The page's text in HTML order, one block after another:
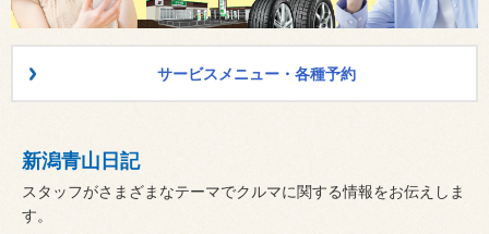
サービスメニュー・各種予約
新潟青山日記
スタッフがさまざまなテーマでクルマに関する情報をお伝えしま
す。